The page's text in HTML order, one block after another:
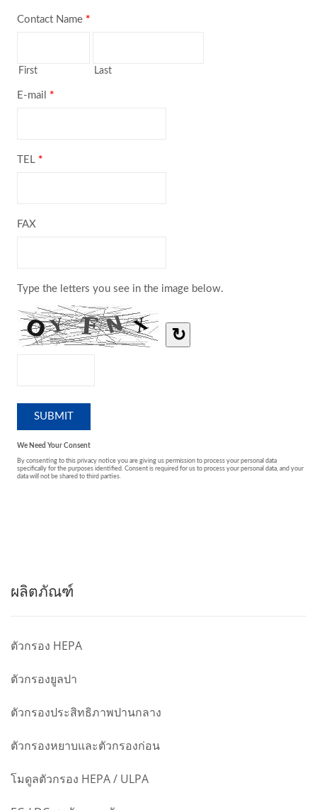
ผลิตภัณฑ์
ตัวกรอง HEPA
ตัวกรองยูลปา
ตัวกรองประสิทธิภาพปานกลาง
ตัวกรองหยาบและตัวกรองก่อน
โมดูลตัวกรอง HEPA / ULPA